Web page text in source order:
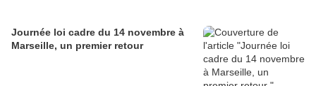
Journée loi cadre du 14 novembre à
Marseille, un premier retour